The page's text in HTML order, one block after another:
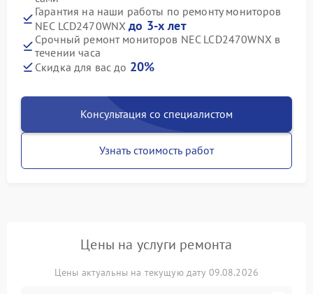
Гарантия на наши работы по ремонту мониторов
NEC LCD2470WNXдо 3-х лет
Срочный ремонт мониторов NEC LCD2470WNX в
течении часа
Скидка для вас до 20%
Консультация со специалистом
Узнать стоимость работ
Цены на услуги ремонта
Цены актуальны на текущую дату 09.08.2026